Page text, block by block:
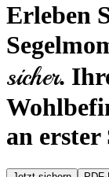
Erleben
sicher.
an erster